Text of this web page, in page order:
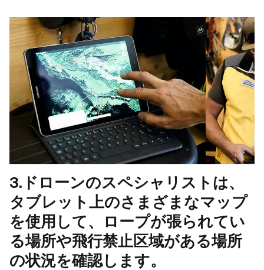
3.ドローンのスペシャリストは、
タブレット上のさまざまなマップ
を使用して、ロープが張られてい
る場所や飛行禁止区域がある場所
の状況を確認します。